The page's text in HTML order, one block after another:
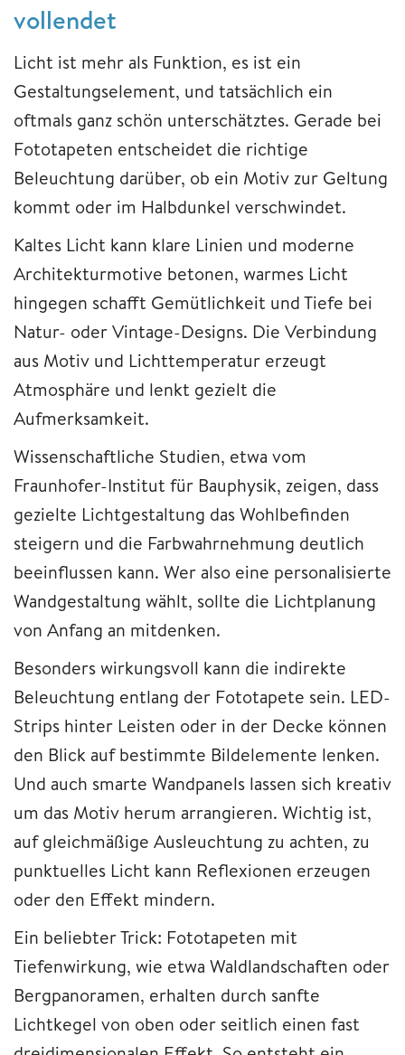
vollendet
Licht ist mehr als Funktion, es ist ein
Gestaltungselement, und tatsächlich ein
oftmals ganz schön unterschätztes. Gerade bei
Fototapeten entscheidet die richtige
Beleuchtung darüber, ob ein Motiv zur Geltung
kommt oder im Halbdunkel verschwindet.
Kaltes Licht kann klare Linien und moderne
Architekturmotive betonen, warmes Licht
hingegen schafft Gemütlichkeit und Tiefe bei
Natur- oder Vintage-Designs. Die Verbindung
aus Motiv und Lichttemperatur erzeugt
Atmosphäre und lenkt gezielt die
Aufmerksamkeit.
Wissenschaftliche Studien, etwa vom
Fraunhofer-Institut für Bauphysik, zeigen, dass
gezielte Lichtgestaltung das Wohlbefinden
steigern und die Farbwahrnehmung deutlich
beeinflussen kann. Wer also eine personalisierte
Wandgestaltung wählt, sollte die Lichtplanung
von Anfang an mitdenken.
Besonders wirkungsvoll kann die indirekte
Beleuchtung entlang der Fototapete sein. LED-
Strips hinter Leisten oder in der Decke können
den Blick auf bestimmte Bildelemente lenken.
Und auch smarte Wandpanels lassen sich kreativ
um das Motiv herum arrangieren. Wichtig ist,
auf gleichmäßige Ausleuchtung zu achten, zu
punktuelles Licht kann Reflexionen erzeugen
oder den Effekt mindern.
Ein beliebter Trick: Fototapeten mit
Tiefenwirkung, wie etwa Waldlandschaften oder
Bergpanoramen, erhalten durch sanfte
Lichtkegel von oben oder seitlich einen fast